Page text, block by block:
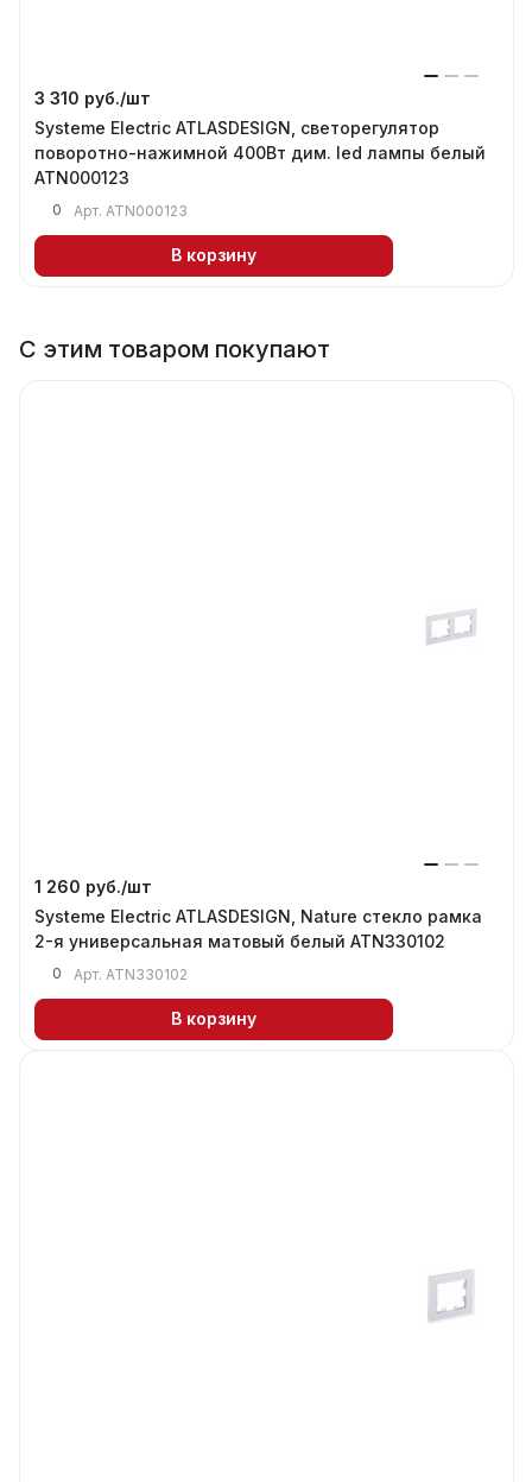
3 310 руб./шт
Systeme Electric ATLASDESIGN, светорегулятор
поворотно-нажимной 400Вт дим. led лампы белый
ATN000123
0 Арт. ATN000123
В корзину
С этим товаром покупают
1 260 руб./шт
Systeme Electric ATLASDESIGN, Nature стекло рамка
2-я универсальная матовый белый ATN330102
0 Арт. ATN330102
В корзину